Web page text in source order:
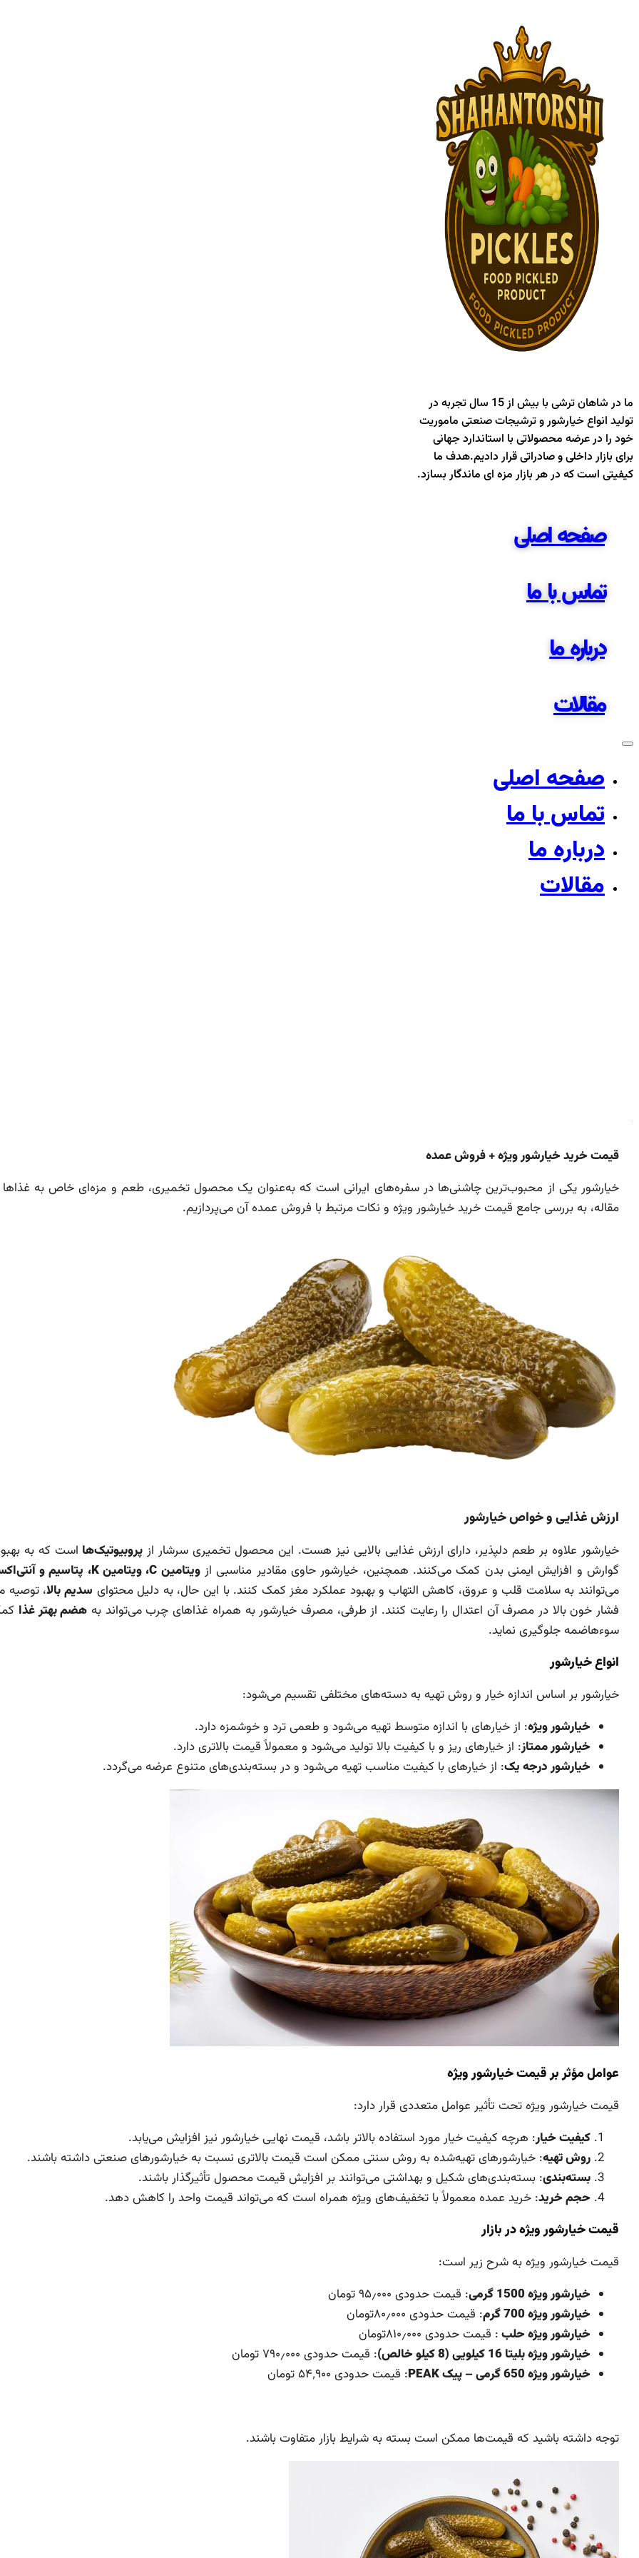
محتوا
ما در شاهان ترشی با بیش از 15 سال تجربه در
تولید انواع خیارشور و ترشیجات صنعتی ماموریت
خود را در عرضه محصولاتی با استاندارد جهانی
برای بازار داخلی و صادراتی قرار دادیم.هدف ما
کیفیتی است که در هر بازار مزه ای ماندگار بسازد.
صفحه اصلی
تماس با ما
درباره ما
مقالات
صفحه اصلی
تماس با ما
درباره ما
مقالات
قیمت خرید خیارشور ویژه + فروش عمده
خیارشور یکی از محبوب‌ترین چاشنی‌ها در سفره‌های ایرانی است که به‌عنوان یک محصول تخمیری، طعم و مزه‌ای خاص به
مقاله، به بررسی جامع قیمت خرید خیارشور ویژه و نکات مرتبط با فروش عمده آن می‌پردازیم.
ارزش غذایی و خواص خیارشور
خیارشور علاوه بر طعم دلپذیر، دارای ارزش غذایی بالایی نیز هست. این محصول تخمیری سرشار از پروبیوتیک‌ها است که به
گوارش و افزایش ایمنی بدن کمک می‌کنند. همچنین، خیارشور حاوی مقادیر مناسبی ازویتامین C، ویتامین K، پتاسیم و آنتی‌اکسیدان‌ها
می‌توانند به سلامت قلب و عروق، کاهش التهاب و بهبود عملکرد مغز کمک کنند. با این حال، به دلیل محتوای سدیم بالا، توصیه
فشار خون بالا در مصرف آن اعتدال را رعایت کنند. از طرفی، مصرف خیارشور به همراه غذاهای چرب می‌تواند به هضم بهتر غذا
سوءهاضمه جلوگیری نماید.
انواع خیارشور
خیارشور بر اساس اندازه خیار و روش تهیه به دسته‌های مختلفی تقسیم می‌شود:
خیارشور ویژه: از خیارهای با اندازه متوسط تهیه می‌شود و طعمی ترد و خوشمزه دارد.
خیارشور ممتاز: از خیارهای ریز و با کیفیت بالا تولید می‌شود و معمولاً قیمت بالاتری دارد.
خیارشور درجه یک: از خیارهای با کیفیت مناسب تهیه می‌شود و در بسته‌بندی‌های متنوع عرضه می‌گردد.
عوامل مؤثر بر قیمت خیارشور ویژه
قیمت خیارشور ویژه تحت تأثیر عوامل متعددی قرار دارد:
کیفیت خیار: هرچه کیفیت خیار مورد استفاده بالاتر باشد، قیمت نهایی خیارشور نیز افزایش می‌یابد.
روش تهیه: خیارشورهای تهیه‌شده به روش سنتی ممکن است قیمت بالاتری نسبت به خیارشورهای صنعتی داشته باشند.
بسته‌بندی: بسته‌بندی‌های شکیل و بهداشتی می‌توانند بر افزایش قیمت محصول تأثیرگذار باشند.
حجم خرید: خرید عمده معمولاً با تخفیف‌های ویژه همراه است که می‌تواند قیمت واحد را کاهش دهد.
قیمت خیارشور ویژه در بازار
قیمت خیارشور ویژه به شرح زیر است:
خیارشور ویژه 1500 گرمی
: قیمت حدودی ۹۵٫۰۰۰ تومان
خیارشور ویژه 700 گرم
: قیمت حدودی ۸۰٫۰۰۰تومان
خیارشور ویژه حلب: قیمت حدودی ۸۱۰٫۰۰۰تومان
خیارشور ویژه بلیتا 16 کیلویی (8 کیلو خالص)
: قیمت حدودی ۷۹۰٫۰۰۰ تومان
خیارشور ویژه 650 گرمی – پیک PEAK
: قیمت حدودی ۵۴٬۹۰۰ تومان
توجه داشته باشید که قیمت‌ها ممکن است بسته به شرایط بازار متفاوت باشند.